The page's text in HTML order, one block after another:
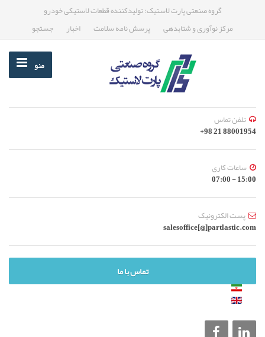
گروه صنعتی پارت لاستیک: تولیدکننده قطعات لاستیکی خودرو
مرکز نوآوری و شتابدهی
پرسش نامه سلامت اخبار جستجو
منو
تلفن تماس
88001954 21 98+
ساعات کاری
15:00 - 07:00
پست الکترونیک
salesoffice[@]partlastic.com
تماس با ما